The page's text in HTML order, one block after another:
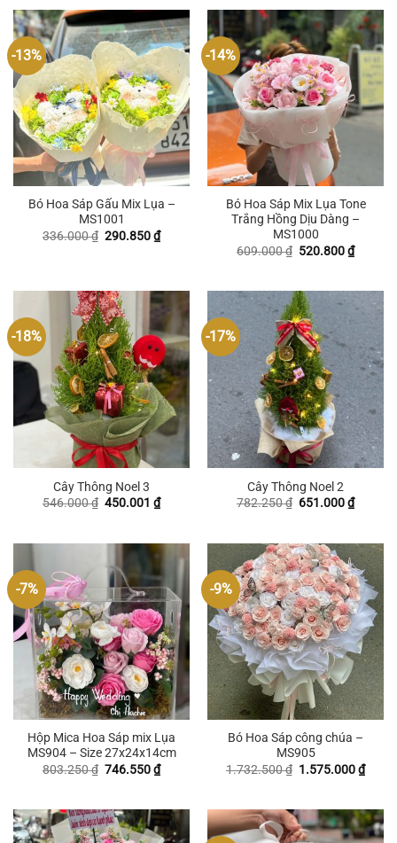
491.400 ₫.
-13%
Bó Hoa Sáp Gấu Mix Lụa –
MS1001
336.000₫ Giá
290.850₫Giá
hiện
-14%
Bó Hoa Sáp Mix Lụa Tone
Trắng Hồng Dịu Dàng –
MS1000
609.000₫ Giá
520.800₫Giá
hiện
-18%
Cây Thông Noel 3
546.000₫ Giá
450.001₫Giá
hiện
450.001 ₫.
-17%
Cây Thông Noel 2
782.250₫ Giá
651.000₫Giá
hiện
-7%
Hộp Mica Hoa Sáp mix Lụa
MS904 – Size 27x24x14cm
803.250₫ Giá
746.550₫Giá
hiện
746.550 ₫.
-9%
Bó Hoa Sáp công chúa –
MS905
1.732.500₫ Giá
1.575.000₫Giá
hiện